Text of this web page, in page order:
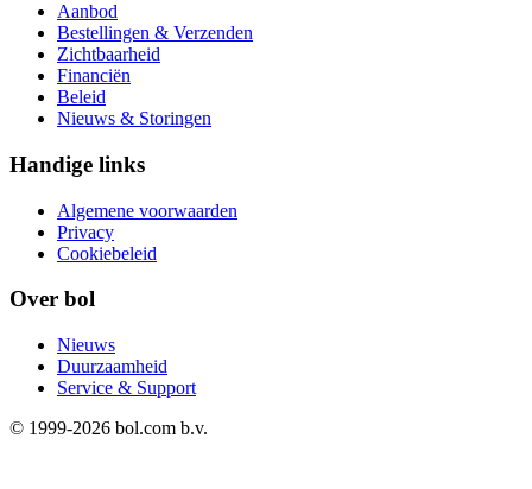
Aanbod
Bestellingen & Verzenden
Zichtbaarheid
Financiën
Beleid
Nieuws & Storingen
Handige links
Algemene voorwaarden
Privacy
Cookiebeleid
Over bol
Nieuws
Duurzaamheid
Service & Support
© 1999-2026 bol.com b.v.